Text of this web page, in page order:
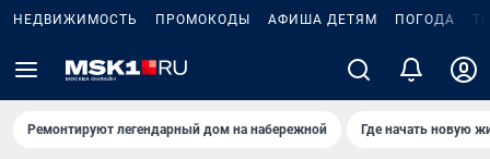
НЕДВИЖИМОСТЬ ПРОМОКОДЫ АФИША ДЕТЯМ ПОГОДА
Ремонтируют легендарный дом на набережной Где начать новую